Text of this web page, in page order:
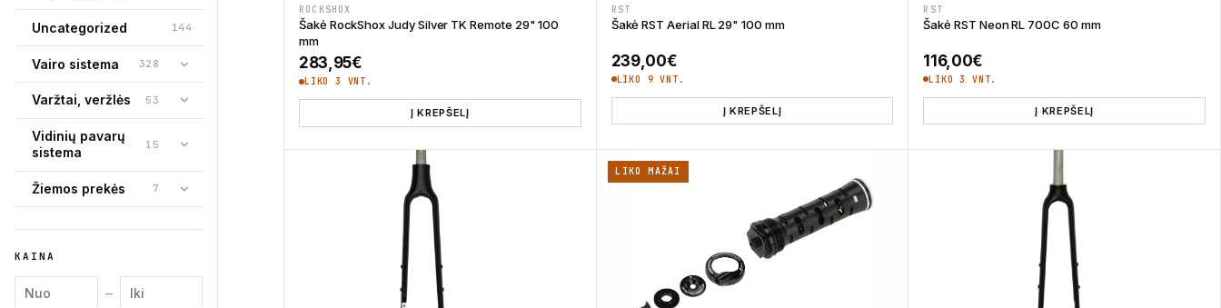
Uncategorized 144
Vairo sistema 328
Varžtai, veržlės 53
Vidinių pavarų
sistema
15
Žiemos prekės 7
KAINA
Minimali kaina – Maksimali kaina
ROCKSHOX
Šakė RockShox Judy Silver TK Remote 29" 100
mm
283,95€
LIKO 3 VNT.
Į KREPŠELĮ
RST
Šakė RST Aerial RL 29" 100 mm
239,00€
LIKO 9 VNT.
Į KREPŠELĮ
RST
Šakė RST Neon RL 700C 60 mm
116,00€
LIKO 3 VNT.
Į KREPŠELĮ
LIKO MAŽAI